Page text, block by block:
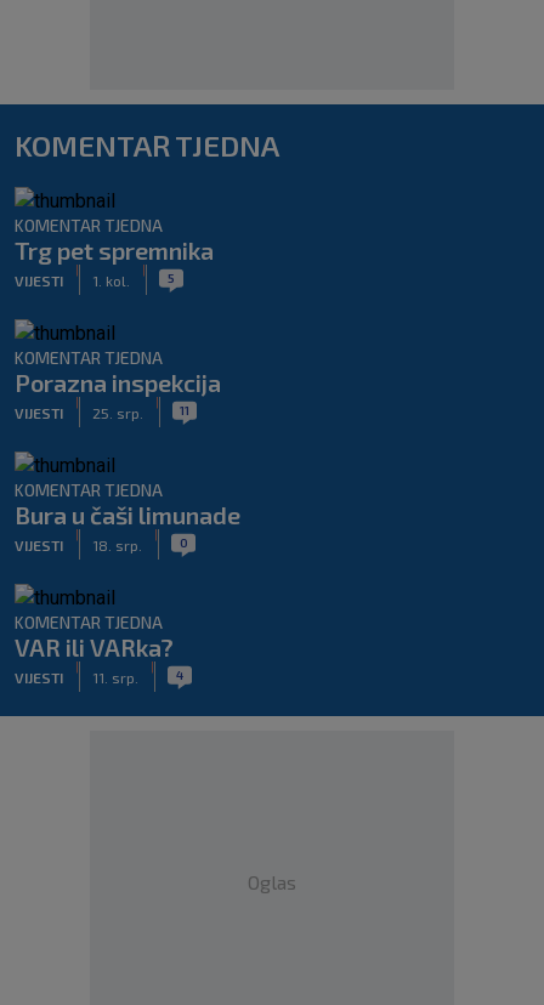
KOMENTAR TJEDNA
KOMENTAR TJEDNA
Trg pet spremnika
VIJESTI 1. kol. 5
KOMENTAR TJEDNA
Porazna inspekcija
VIJESTI 25. srp. 11
KOMENTAR TJEDNA
Bura u čaši limunade
VIJESTI 18. srp. 0
KOMENTAR TJEDNA
VAR ili VARka?
VIJESTI 11. srp. 4
Oglas